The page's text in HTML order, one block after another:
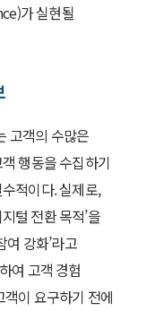
가 실현될
고객의 수많은
행동을 수집하기
적이다. 실제로,
털 전환 목적’을
여 강화’라고
여 고객 경험
이 요구하기 전에